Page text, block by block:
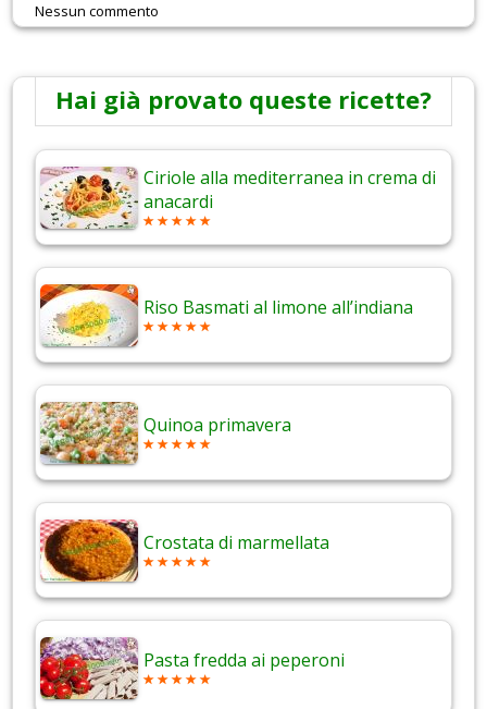
Nessun commento
Hai già provato queste ricette?
Ciriole alla mediterranea in crema di
anacardi
Riso Basmati al limone all’indiana
Quinoa primavera
Crostata di marmellata
Pasta fredda ai peperoni